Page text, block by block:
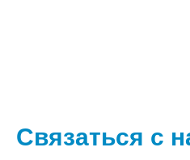
Связаться с